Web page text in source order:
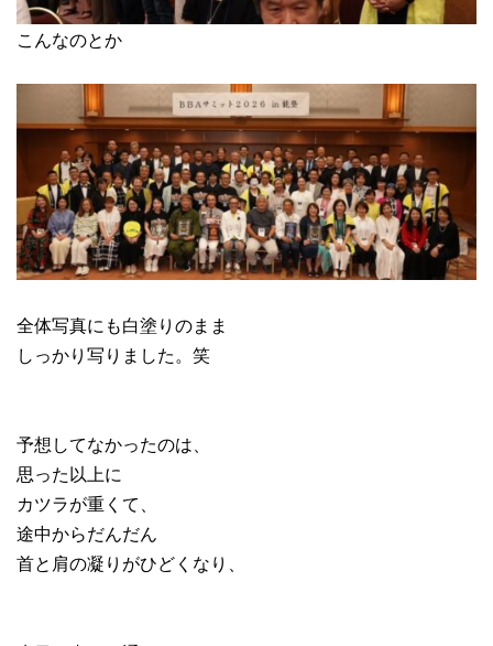
こんなのとか
全体写真にも白塗りのまま
しっかり写りました。笑
予想してなかったのは、
思った以上に
カツラが重くて、
途中からだんだん
首と肩の凝りがひどくなり、